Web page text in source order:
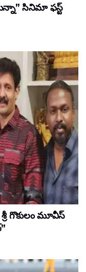
సినిమా ఫస్ట్
గొకులం మూవీస్‌